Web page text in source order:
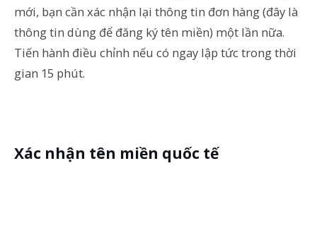
mới, bạn cần xác nhận lại thông tin đơn hàng (đây là
thông tin dùng để đăng ký tên miền) một lần nữa.
Tiến hành điều chỉnh nếu có ngay lập tức trong thời
gian 15 phút.
Xác nhận tên miền quốc tế